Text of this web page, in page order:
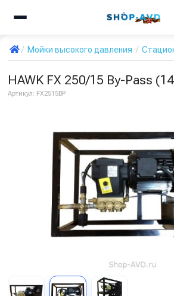
Мойки высокого давления
HAWK FX 250/15 By-Pass
Артикул: FX2515BP